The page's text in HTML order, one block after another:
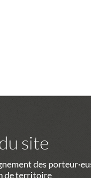
site
des
de territoire